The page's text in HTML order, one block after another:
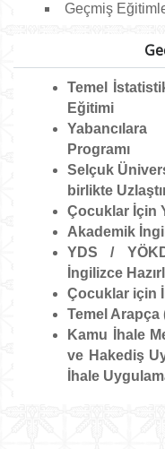
Geçmiş
Temel
Eğitimi
Programı
Selçuk
birlikte
Çocuklar İçin
Akademik
YDS /
İngilizce
Çocuklar için
Temel Arapça
Kamu İhale
ve Hakediş
İhale